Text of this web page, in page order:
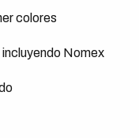
colores
Nomex